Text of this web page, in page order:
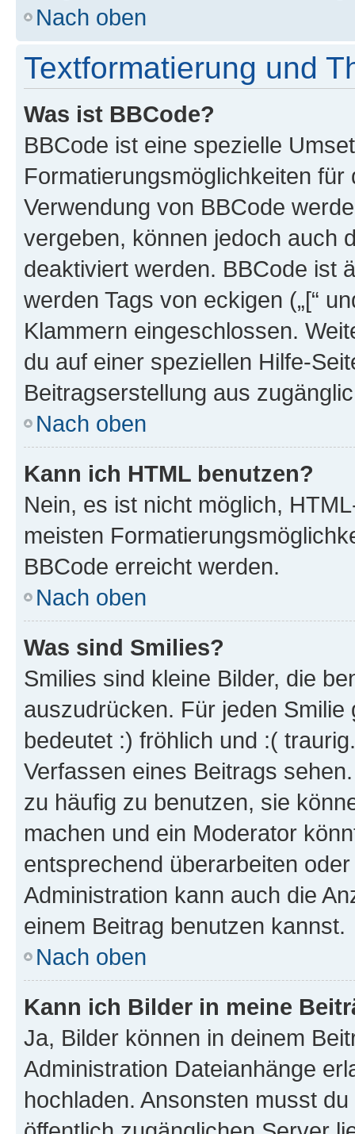
Nach oben
Textformatierung und
Was ist BBCode?
BBCode ist eine spezielle
Formatierungsmöglichkeiten
Verwendung von BBCode
vergeben, können jedoch auch
deaktiviert werden. BBCode ist
werden Tags von eckigen („[“
Klammern eingeschlossen.
du auf einer speziellen Hilfe-
Beitragserstellung aus
Nach oben
Kann ich HTML benutzen?
Nein, es ist nicht möglich,
meisten
BBCode erreicht werden.
Nach oben
Was sind Smilies?
Smilies sind kleine Bilder, die
auszudrücken. Für jeden
bedeutet :) fröhlich und :(
Verfassen eines Beitrags
zu häufig zu benutzen, sie
machen und ein Moderator
entsprechend überarbeiten
Administration kann auch die
einem Beitrag benutzen kannst.
Nach oben
Kann ich Bilder in meine
Ja, Bilder können in deinem
Administration Dateianhänge
hochladen. Ansonsten musst